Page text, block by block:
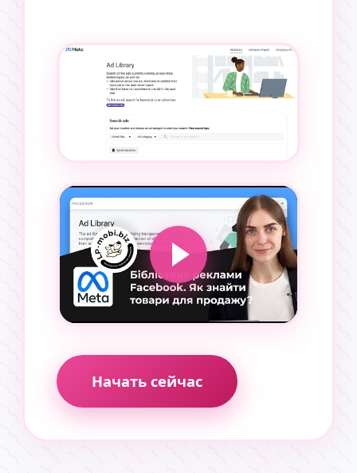
Начать сейчас